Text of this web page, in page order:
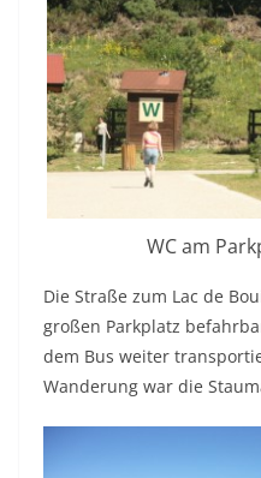
WC am
Die Straße zum Lac de
großen Parkplatz
dem Bus weiter
Wanderung war die